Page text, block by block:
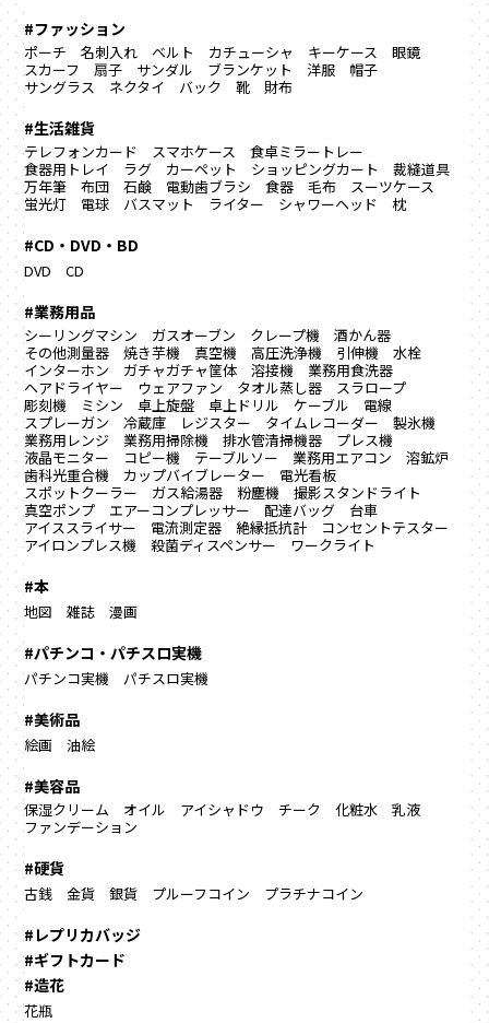
#ファッション
ポーチ 名刺入れ ベルト カチューシャ キーケース
眼鏡
スカーフ
扇子 サンダル ブランケット 洋服
帽子
サングラス
ネクタイ バック 靴 財布
#生活雑貨
テレフォンカード スマホケース
食卓ミラートレー
食器用トレイ
ラグ カーペット ショッピングカート
裁縫道具
万年筆
布団 石鹸 電動歯ブラシ 食器 毛布
スーツケース
蛍光灯
電球 バスマット ライター シャワーヘッド 枕
#CD・DVD・BD
DVD CD
#業務用品
シーリングマシン ガスオーブン クレープ機
酒かん器
その他測量器
焼き芋機 真空機 高圧洗浄機 引伸機
水栓
インターホン
ガチャガチャ筐体 溶接機
業務用食洗器
ヘアドライヤー
ウェアファン タオル蒸し器
スラロープ
彫刻機
ミシン 卓上旋盤 卓上ドリル ケーブル
電線
スプレーガン
冷蔵庫 レジスター タイムレコーダー
製氷機
業務用レンジ
業務用掃除機 排水管清掃機器
プレス機
液晶モニター
コピー機 テーブルソー 業務用エアコン
溶鉱炉
歯科光重合機
カップバイブレーター
電光看板
スポットクーラー
ガス給湯器 粉塵機
撮影スタンドライト
真空ポンプ
エアーコンプレッサー 配達バッグ
台車
アイススライサー
電流測定器 絶縁抵抗計
コンセントテスター
アイロンプレス機
殺菌ディスペンサー ワークライト
#本
地図 雑誌 漫画
#パチンコ・パチスロ実機
パチンコ実機 パチスロ実機
#美術品
絵画 油絵
#美容品
保湿クリーム オイル アイシャドウ チーク 化粧水
乳液
ファンデーション
#硬貨
古銭 金貨 銀貨 プルーフコイン プラチナコイン
#レプリカバッジ
#ギフトカード
#造花
花瓶